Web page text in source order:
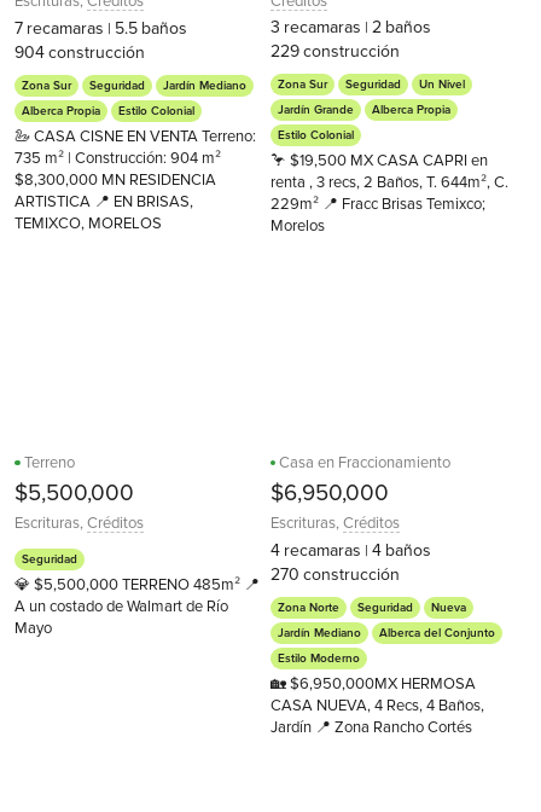
7 recamaras | 5.5 baños
904construcción
Zona Sur Seguridad
Jardín Mediano
Alberca Propia
Estilo Colonial
🦢 CASA CISNE EN VENTA Terreno:
735 m² | Construcción: 904 m²
$8,300,000 MN RESIDENCIA
ARTISTICA 📍 EN BRISAS,
TEMIXCO, MORELOS
3 recamaras | 2 baños
229construcción
Zona Sur Seguridad
Un Nivel
Jardín Grande
Alberca Propia
Estilo Colonial
🦩 $19,500 MX CASA CAPRI en
renta , 3 recs, 2 Baños, T. 644m², C.
229m² 📍 Fracc Brisas Temixco;
Morelos
Terreno
$5,500,000
Escrituras,Créditos
Seguridad
💎 $5,500,000 TERRENO 485m² 📍
A un costado de Walmart de Río
Mayo
Casa en Fraccionamiento
$6,950,000
Escrituras,Créditos
4 recamaras | 4 baños
270 construcción
Zona Norte Seguridad
Nueva
Jardín Mediano
Alberca del Conjunto
Estilo Moderno
🏡 $6,950,000MX HERMOSA
CASA NUEVA, 4 Recs, 4 Baños,
Jardín 📍 Zona Rancho Cortés